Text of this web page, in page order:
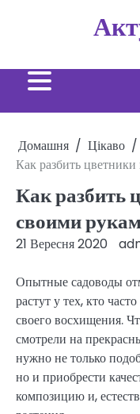
Домашня
Цікаво
Как разбить
Как разбить
своими
21 Вересня 2020
Опытные садоводы
растут у тех, кто
своего восхищения.
смотрели на
нужно не только
но и приобрести
композицию и,